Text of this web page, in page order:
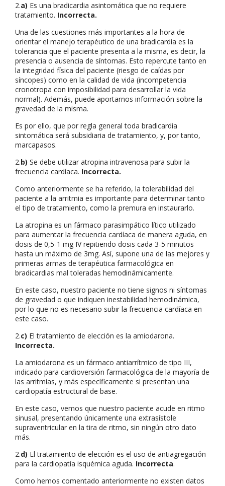
2.a) Es una bradicardia asintomática que no requiere
tratamiento. Incorrecta.
Una de las cuestiones más importantes a la hora de
orientar el manejo terapéutico de una bradicardia es la
tolerancia que el paciente presenta a la misma, es decir, la
presencia o ausencia de síntomas. Esto repercute tanto en
la integridad física del paciente (riesgo de caídas por
síncopes) como en la calidad de vida (incompetencia
cronotropa con imposibilidad para desarrollar la vida
normal). Además, puede aportarnos información sobre la
gravedad de la misma.
Es por ello, que por regla general toda bradicardia
sintomática será subsidiaria de tratamiento, y, por tanto,
marcapasos.
2.b) Se debe utilizar atropina intravenosa para subir la
frecuencia cardíaca. Incorrecta.
Como anteriormente se ha referido, la tolerabilidad del
paciente a la arritmia es importante para determinar tanto
el tipo de tratamiento, como la premura en instaurarlo.
La atropina es un fármaco parasimpático lítico utilizado
para aumentar la frecuencia cardíaca de manera aguda, en
dosis de 0,5-1 mg IV repitiendo dosis cada 3-5 minutos
hasta un máximo de 3mg. Así, supone una de las mejores y
primeras armas de terapéutica farmacológica en
bradicardias mal toleradas hemodinámicamente.
En este caso, nuestro paciente no tiene signos ni síntomas
de gravedad o que indiquen inestabilidad hemodinámica,
por lo que no es necesario subir la frecuencia cardíaca en
este caso.
2.c) El tratamiento de elección es la amiodarona.
Incorrecta.
La amiodarona es un fármaco antiarrítmico de tipo III,
indicado para cardioversión farmacológica de la mayoría de
las arritmias, y más específicamente si presentan una
cardiopatía estructural de base.
En este caso, vemos que nuestro paciente acude en ritmo
sinusal, presentando únicamente una extrasístole
supraventricular en la tira de ritmo, sin ningún otro dato
más.
2.d) El tratamiento de elección es el uso de antiagregación
para la cardiopatía isquémica aguda. Incorrecta.
Como hemos comentado anteriormente no existen datos